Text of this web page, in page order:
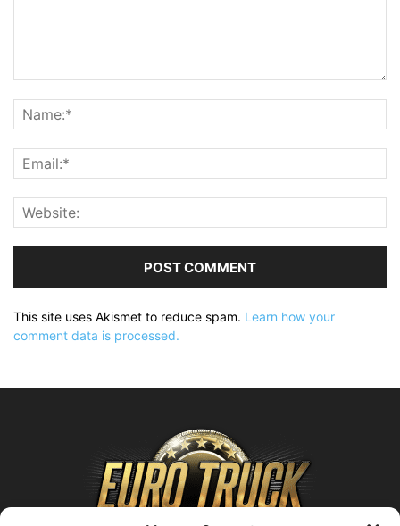
This site uses Akismet to reduce spam. Learn how your
comment data is processed.